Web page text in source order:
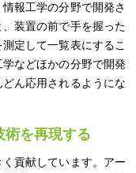
報工学の分野で開発さ
装置の前で手を握った
定して一覧表にするこ
などほかの分野で開発
ん応用されるようにな
術を再現する
貢献しています。アー